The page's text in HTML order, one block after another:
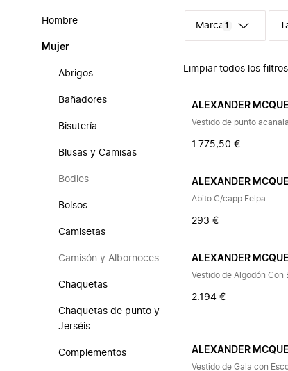
Hombre
Mujer
Abrigos
Bañadores
Bisutería
Blusas y Camisas
Bodies
Bolsos
Camisetas
Camisón y Albornoces
Chaquetas
Chaquetas de punto y
Jerséis
Complementos
Marca 1
Limpiar todos los filtros
ALEXANDER
Vestido de punto
1.775,50 €
ALEXANDER
Abito C/capp Felpa
293 €
ALEXANDER
Vestido de Algodón Con
2.194 €
ALEXANDER
Vestido de Gala con